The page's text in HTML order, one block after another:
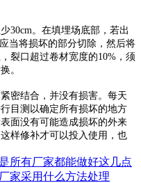
。在填埋场底部，若出
当将损坏的部分切除，然后将
裂口超过卷材宽度的10%，须
。
结合，并没有损害。每天
目测以确定所有损坏的地方
面没有可能造成损坏的外来
样修补才可以投入使用，也
所有厂家都能做好这几点
家采用什么方法处理